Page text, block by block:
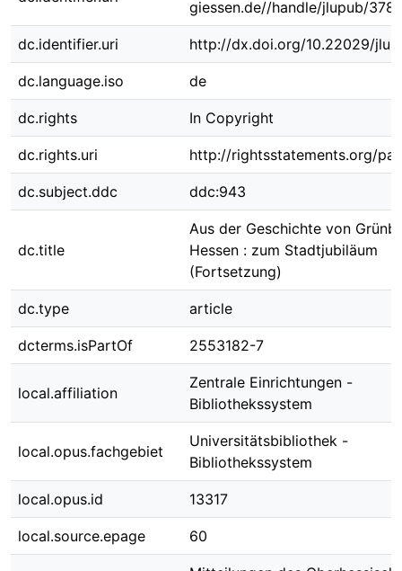
giessen.de//handle/jlupub/
dc.identifier.uri http://dx.doi.org/10.22029/
dc.language.iso de
dc.rights In Copyright
dc.rights.uri http://rightsstatements.org/
dc.subject.ddc ddc:943
dc.title
Aus der Geschichte von
Hessen : zum Stadtjubiläum
(Fortsetzung)
dc.type article
dcterms.isPartOf 2553182-7
local.affiliation
Zentrale Einrichtungen -
Bibliothekssystem
local.opus.fachgebiet
Universitätsbibliothek -
Bibliothekssystem
local.opus.id 13317
local.source.epage 60